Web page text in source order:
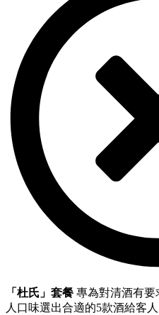
「杜氏」套餐 專為對清酒有要
人口味選出合適的5款酒給客